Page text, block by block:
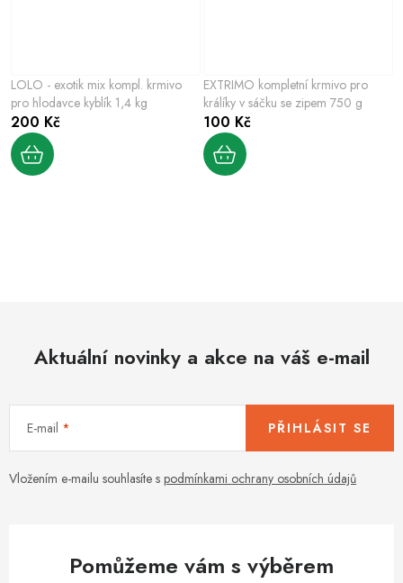
LOLO - exotik mix kompl. krmivo
pro hlodavce kyblík 1,4 kg
200 Kč
EXTRIMO kompletní krmivo pro
králíky v sáčku se zipem 750 g
100 Kč
í
r
v
Aktuální novinky a akce na váš e-mail
E-mail
Vložením e-mailu souhlasíte s podmínkami ochrany osobních údajů
PŘIHLÁSIT SE
Pomůžeme vám s výběrem